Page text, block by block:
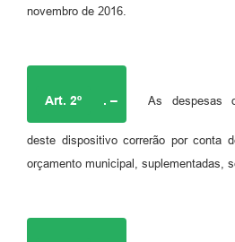
novembro de 2016.
Art. 2º . – As despesas
deste dispositivo correrão por conta
orçamento municipal, suplementadas,